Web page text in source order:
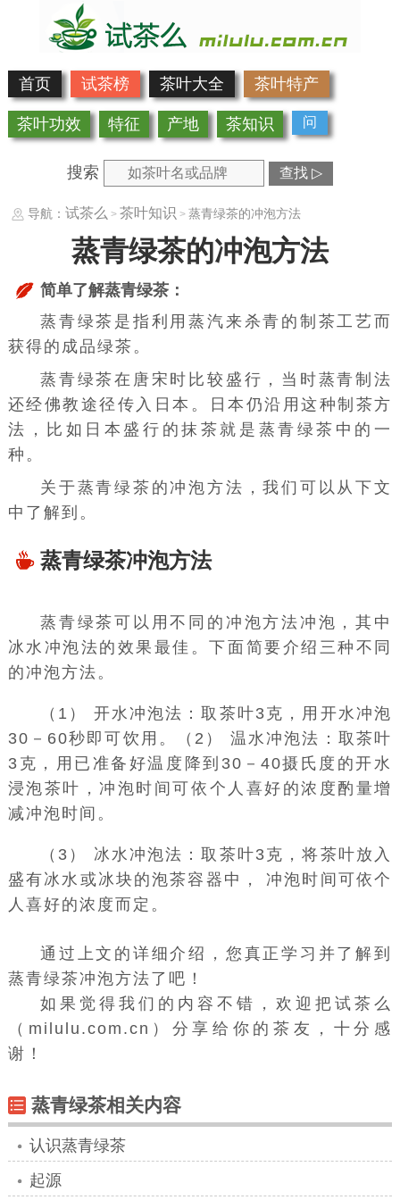
首页 试茶榜 茶叶大全 茶叶特产
茶叶功效 特征 产地 茶知识 问
搜索 查找 ▷
导航： 试茶么 > 茶叶知识 > 蒸青绿茶的冲泡方法
蒸青绿茶的冲泡方法
简单了解蒸青绿茶：
蒸青绿茶 是指利用蒸汽来杀青的制茶工艺而
获得的成品绿茶。
蒸青绿茶在唐宋时比较盛行，当时蒸青制法
还经佛教途径传入日本。
日本 仍沿用这种制茶方
法，比如日本盛行的抹茶就是蒸青绿茶中的一
种。
关于蒸青绿茶的冲泡方法，我们可以从下文
中了解到。
蒸青绿茶冲泡方法
蒸青绿茶可以用不同的冲泡方法冲泡，其中
冰水冲泡法的效果最佳。下面简要介绍三种不同
的冲泡方法。
（1） 开水冲泡法：取茶叶3克，用开水冲泡
30－60秒即可饮用。（2） 温水冲泡法：取茶叶
3克，用已准备好温度降到30－40摄氏度 的开水
浸泡茶叶，冲泡时间可依 个人喜好 的浓度酌量增
减冲泡时间。
（3） 冰水冲泡法：取茶叶3克，将茶叶放入
盛有冰水或冰块的泡茶容器中， 冲泡时间可依个
人喜好的浓度而定。
通过上文的详细介绍，您真正学习并了解到
蒸青绿茶冲泡方法了吧！
如果觉得我们的内容不错，欢迎把试茶么
（milulu.com.cn）分享给你的茶友，十分感
谢！
蒸青绿茶相关内容
认识蒸青绿茶
起源